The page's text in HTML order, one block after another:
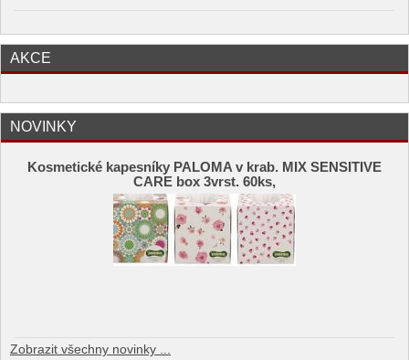
AKCE
NOVINKY
Kosmetické kapesníky PALOMA v krab. MIX SENSITIVE
CARE box 3vrst. 60ks,
Zobrazit všechny novinky ...